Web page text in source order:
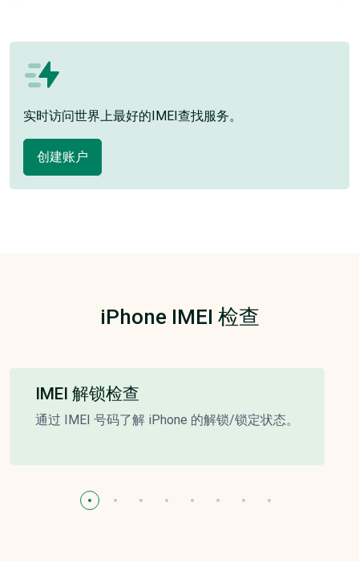
实时访问世界上最好的IMEI查找服务。
创建账户
iPhone IMEI 检查
IMEI 解锁检查
通过 IMEI 号码了解 iPhone 的解锁/锁定状态。